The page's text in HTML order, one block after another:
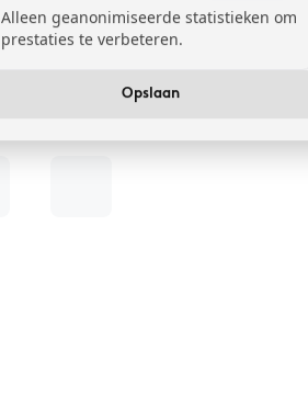
Alleen geanonimiseerde statistieken om
prestaties te verbeteren.
Opslaan